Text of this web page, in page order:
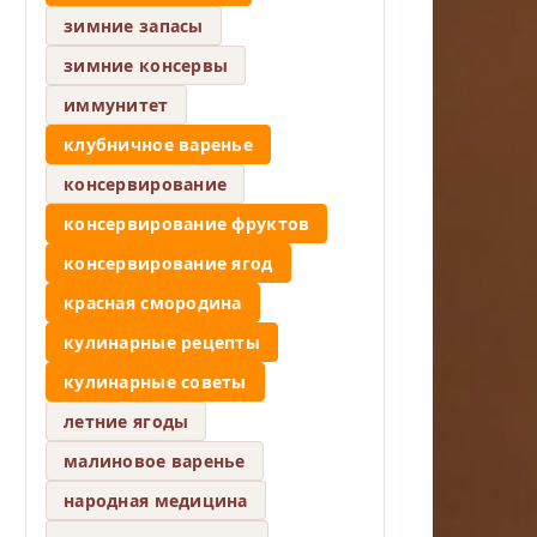
зимние запасы
зимние консервы
иммунитет
клубничное варенье
консервирование
консервирование фруктов
консервирование ягод
красная смородина
кулинарные рецепты
кулинарные советы
летние ягоды
малиновое варенье
народная медицина